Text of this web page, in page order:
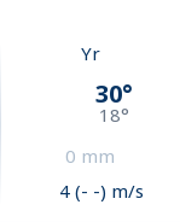
Yr
30°
18°
0 mm
4 (- -) m/s